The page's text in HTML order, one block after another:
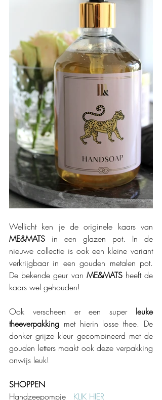
ME&MATS in een glazen pot. In de
nieuwe collectie is ook een kleine variant
verkrijgbaar in een gouden metalen pot.
De bekende geur van ME&MATS heeft de
kaars wel gehouden!
Ook verscheen er een super leuke
theeverpakking met hierin losse thee. De
donker grijze kleur gecombineerd met de
gouden letters maakt ook deze verpakking
onwijs leuk!
SHOPPEN
Handzeepompje KLIK HIER